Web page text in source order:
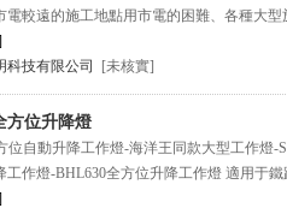
電較遠的施工地點用市電的困難、各種大型
科技有限公司
[未核實]
方位升降燈
位自動升降工作燈-海洋王同款大型工作燈-
工作燈-BHL630全方位升降工作燈 適用于